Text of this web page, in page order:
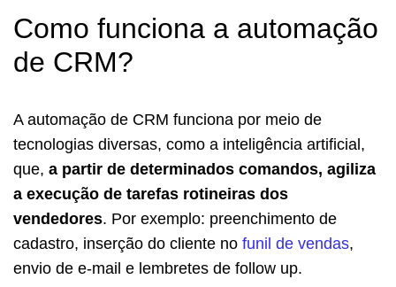
Como funciona a automação
de CRM?
A automação de CRM funciona por meio de
tecnologias diversas, como a inteligência artificial,
que, a partir de determinados comandos, agiliza
a execução de tarefas rotineiras dos
vendedores. Por exemplo: preenchimento de
cadastro, inserção do cliente no funil de vendas,
envio de e-mail e lembretes de follow up.